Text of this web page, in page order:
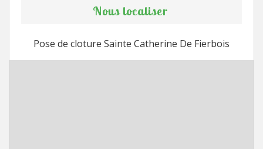
Nous localiser
Pose de cloture Sainte Catherine De Fierbois